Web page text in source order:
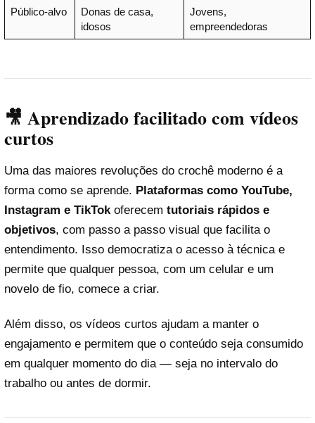
Público-alvo
Donas de casa,
idosos
Jovens,
empreendedoras
🎥 Aprendizado facilitado com vídeos
curtos
Uma das maiores revoluções do crochê moderno é a
forma como se aprende. Plataformas como YouTube,
Instagram e TikTokoferecem tutoriais rápidos e
objetivos, com passo a passo visual que facilita o
entendimento. Isso democratiza o acesso à técnica e
permite que qualquer pessoa, com um celular e um
novelo de fio, comece a criar.
Além disso, os vídeos curtos ajudam a manter o
engajamento e permitem que o conteúdo seja consumido
em qualquer momento do dia — seja no intervalo do
trabalho ou antes de dormir.